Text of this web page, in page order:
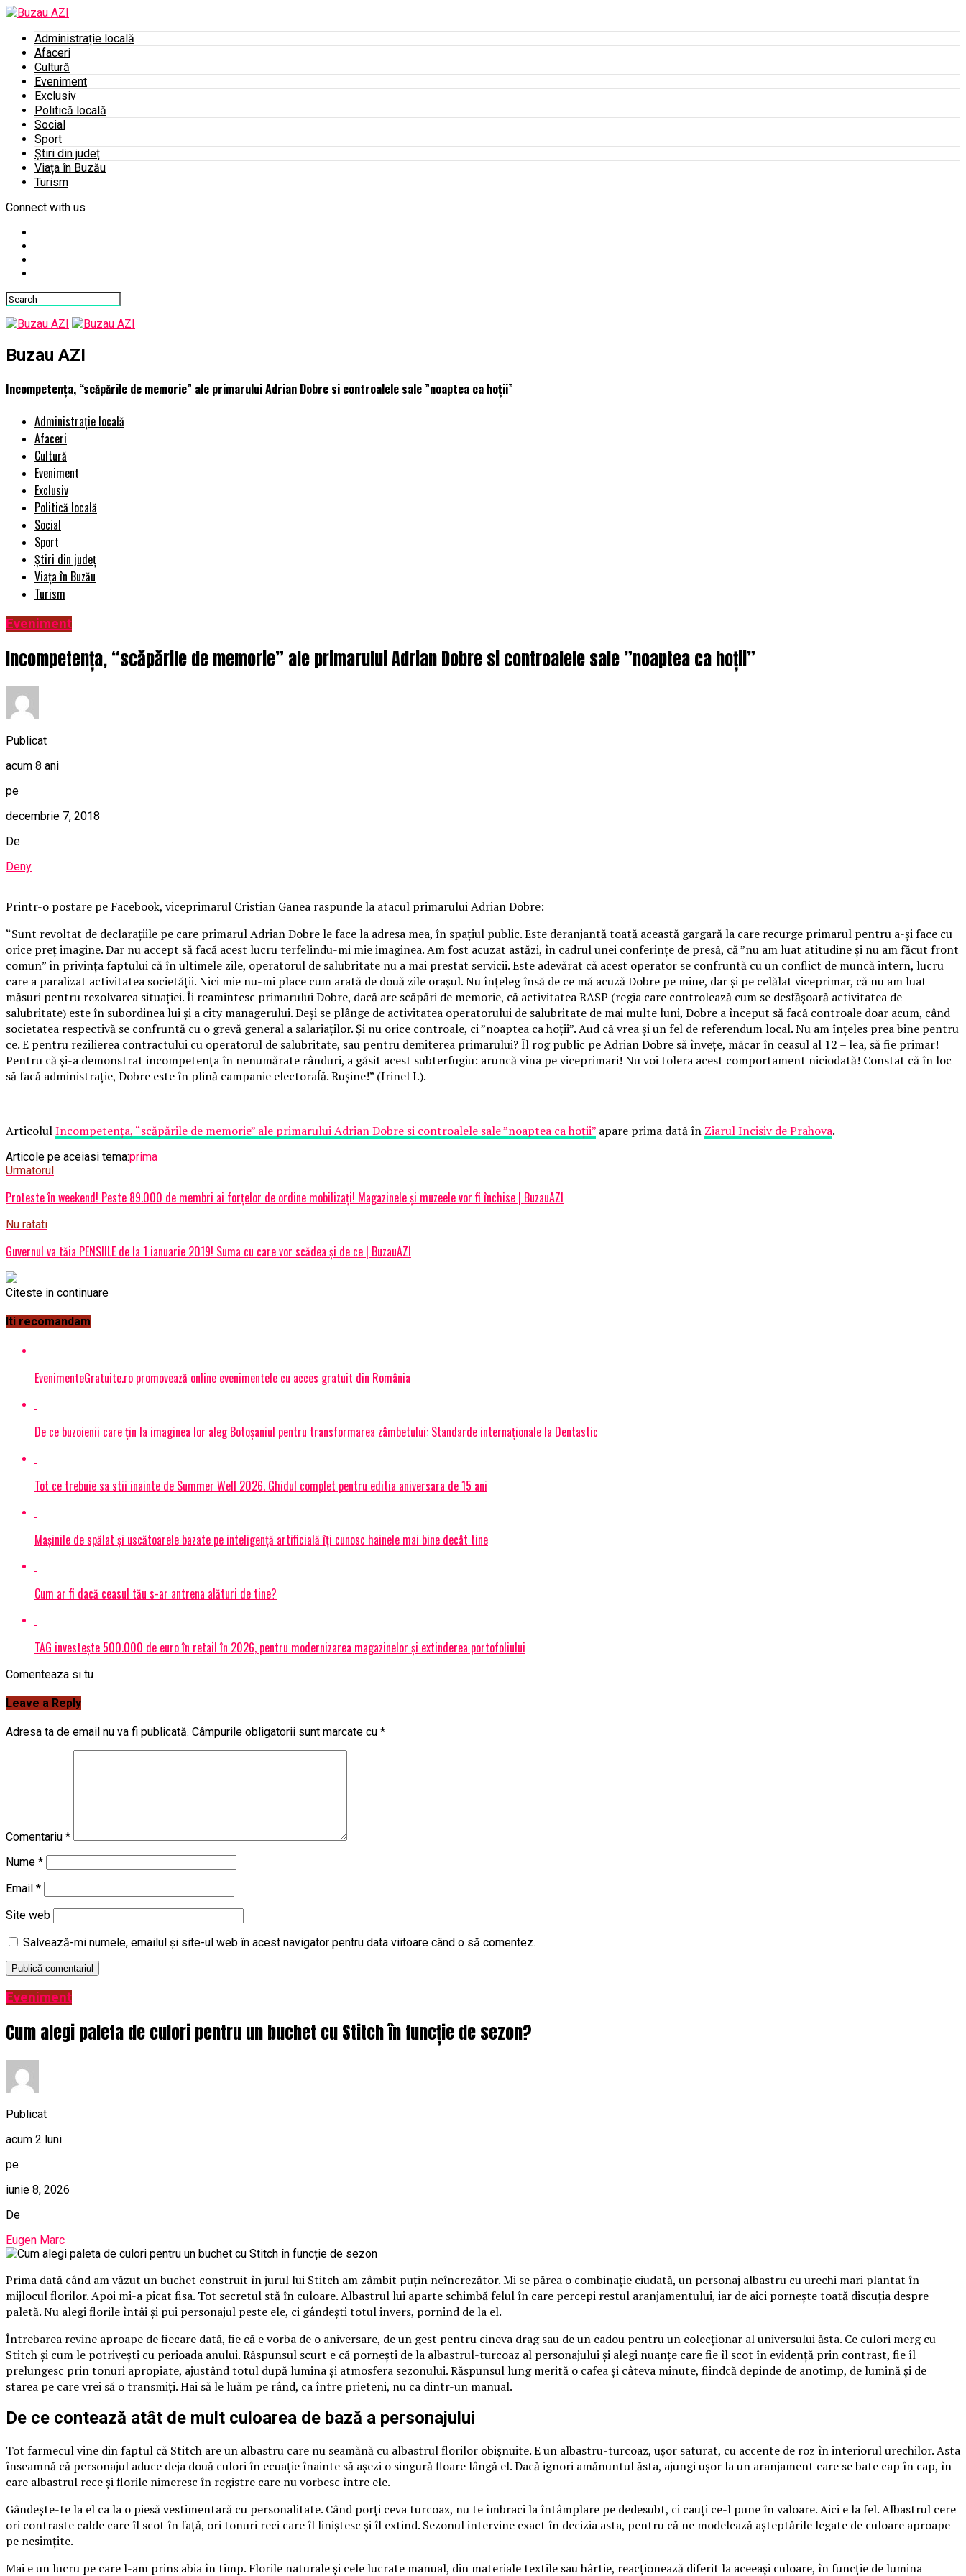
Administrație locală
Afaceri
Cultură
Eveniment
Exclusiv
Politică locală
Social
Sport
Știri din județ
Viața în Buzău
Turism
Connect with us
Buzau AZI
Incompetența, “scăpările de memorie” ale primarului Adrian Dobre si controalele sale ”noaptea ca hoții”
Administrație locală
Afaceri
Cultură
Eveniment
Exclusiv
Politică locală
Social
Sport
Știri din județ
Viața în Buzău
Turism
Eveniment
Incompetența, “scăpările de memorie” ale primarului Adrian Dobre si controalele sale ”noaptea ca hoții”
Publicat
acum 8 ani
pe
decembrie 7, 2018
De
Deny
Printr-o postare pe Facebook, viceprimarul Cristian Ganea raspunde la atacul primarului Adrian Dobre:
“Sunt revoltat de declarațiile pe care primarul Adrian Dobre le face la adresa mea, în spațiul public. Este deranjantă toată această gargară la care recurge primarul pentru a-și face cu
orice preț imagine. Dar nu accept să facă acest lucru terfelindu-mi mie imaginea. Am fost acuzat astăzi, în cadrul unei conferințe de presă, că ”nu am luat atitudine și nu am făcut front
comun” în privința faptului că în ultimele zile, operatorul de salubritate nu a mai prestat servicii. Este adevărat că acest operator se confruntă cu un conflict de muncă intern, lucru
care a paralizat activitatea societății. Nici mie nu-mi place cum arată de două zile orașul. Nu înțeleg însă de ce mă acuză Dobre pe mine, dar și pe celălat viceprimar, că nu am luat
măsuri pentru rezolvarea situației. Îi reamintesc primarului Dobre, dacă are scăpări de memorie, că activitatea RASP (regia care controlează cum se desfășoară activitatea de
salubritate) este în subordinea lui și a city managerului. Deși se plânge de activitatea operatorului de salubritate de mai multe luni, Dobre a început să facă controale doar acum, când
societatea respectivă se confruntă cu o grevă general a salariaților. Și nu orice controale, ci ”noaptea ca hoții”. Aud că vrea şi un fel de referendum local. Nu am înțeles prea bine pentru
ce. E pentru rezilierea contractului cu operatorul de salubritate, sau pentru demiterea primarului? Îl rog public pe Adrian Dobre să învețe, măcar în ceasul al 12 – lea, să fie primar!
Pentru că și-a demonstrat incompetența în nenumărate rânduri, a găsit acest subterfugiu: aruncă vina pe viceprimari! Nu voi tolera acest comportament niciodată! Constat că în loc
să facă administrație, Dobre este în plină campanie electoraĺă. Ruşine!” (Irinel I.).
ArticolulIncompetența, “scăpările de memorie” ale primarului Adrian Dobre si controalele sale ”noaptea ca hoții” apare prima dată în Ziarul Incisiv de Prahova.
Articole pe aceiasi tema:prima
Urmatorul
Proteste în weekend! Peste 89.000 de membri ai forţelor de ordine mobilizați! Magazinele și muzeele vor fi închise | BuzauAZI
Nu ratati
Guvernul va tăia PENSIILE de la 1 ianuarie 2019! Suma cu care vor scădea și de ce | BuzauAZI
Citeste in continuare
Iti recomandam
EvenimenteGratuite.ro promovează online evenimentele cu acces gratuit din România
De ce buzoienii care țin la imaginea lor aleg Botoșaniul pentru transformarea zâmbetului: Standarde internaționale la Dentastic
Tot ce trebuie sa stii inainte de Summer Well 2026. Ghidul complet pentru editia aniversara de 15 ani
Mașinile de spălat și uscătoarele bazate pe inteligență artificială îți cunosc hainele mai bine decât tine
Cum ar fi dacă ceasul tău s-ar antrena alături de tine?
TAG investește 500.000 de euro în retail în 2026, pentru modernizarea magazinelor și extinderea portofoliului
Comenteaza si tu
Leave a Reply
Adresa ta de email nu va fi publicată. Câmpurile obligatorii sunt marcate cu *
Comentariu *
Nume *
Email *
Site web
Salvează-mi numele, emailul și site-ul web în acest navigator pentru data viitoare când o să comentez.
Eveniment
Cum alegi paleta de culori pentru un buchet cu Stitch în funcție de sezon?
Publicat
acum 2 luni
pe
iunie 8, 2026
De
Eugen Marc
Prima dată când am văzut un buchet construit în jurul lui Stitch am zâmbit puțin neîncrezător. Mi se părea o combinație ciudată, un personaj albastru cu urechi mari plantat în
mijlocul florilor. Apoi mi-a picat fisa. Tot secretul stă în culoare. Albastrul lui aparte schimbă felul în care percepi restul aranjamentului, iar de aici pornește toată discuția despre
paletă. Nu alegi florile întâi și pui personajul peste ele, ci gândești totul invers, pornind de la el.
Întrebarea revine aproape de fiecare dată, fie că e vorba de o aniversare, de un gest pentru cineva drag sau de un cadou pentru un colecționar al universului ăsta. Ce culori merg cu
Stitch și cum le potrivești cu perioada anului. Răspunsul scurt e că pornești de la albastrul-turcoaz al personajului și alegi nuanțe care fie îl scot în evidență prin contrast, fie îl
prelungesc prin tonuri apropiate, ajustând totul după lumina și atmosfera sezonului. Răspunsul lung merită o cafea și câteva minute, fiindcă depinde de anotimp, de lumină și de
starea pe care vrei să o transmiți. Hai să le luăm pe rând, ca între prieteni, nu ca dintr-un manual.
De ce contează atât de mult culoarea de bază a personajului
Tot farmecul vine din faptul că Stitch are un albastru care nu seamănă cu albastrul florilor obișnuite. E un albastru-turcoaz, ușor saturat, cu accente de roz în interiorul urechilor. Asta
înseamnă că personajul aduce deja două culori în ecuație înainte să așezi o singură floare lângă el. Dacă ignori amănuntul ăsta, ajungi ușor la un aranjament care se bate cap în cap, în
care albastrul rece și florile nimeresc în registre care nu vorbesc între ele.
Gândește-te la el ca la o piesă vestimentară cu personalitate. Când porți ceva turcoaz, nu te îmbraci la întâmplare pe dedesubt, ci cauți ce-l pune în valoare. Aici e la fel. Albastrul cere
ori contraste calde care îl scot în față, ori tonuri reci care îl liniștesc și îl extind. Sezonul intervine exact în decizia asta, pentru că ne modelează așteptările legate de culoare aproape
pe nesimțite.
Mai e un lucru pe care l-am prins abia în timp. Florile naturale și cele lucrate manual, din materiale textile sau hârtie, reacționează diferit la aceeași culoare, în funcție de lumina